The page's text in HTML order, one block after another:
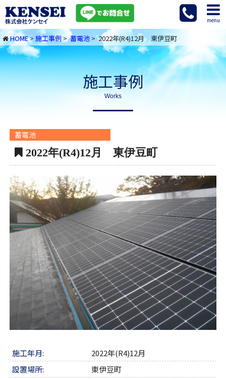
menu
HOME> 施工事例>蓄電池 > 2022年(R4)12月 東伊豆町
施工事例
Works
蓄電池
2022年(R4)12月 東伊豆町
施工年月:
2022年(R4)12月
設置場所:
東伊豆町